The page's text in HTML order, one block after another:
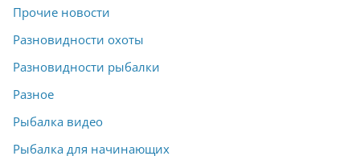
Прочие новости
Разновидности охоты
Разновидности рыбалки
Разное
Рыбалка видео
Рыбалка для начинающих